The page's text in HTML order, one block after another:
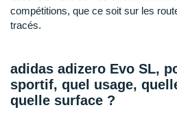
compétitions, que ce soit sur les
tracés.
adidas adizero Evo SL,
sportif, quel usage,
quelle surface ?
Orca
Patagonia
Petzl